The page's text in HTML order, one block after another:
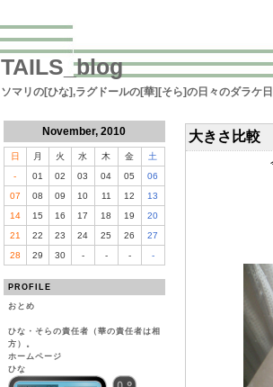
TAILS_blog
ソマリの[ひな],ラグドールの[華][そら]の日々のダラケ
November, 2010
日 月 火 水 木 金
土
-
01 02 03 04 05
06
07
08 09 10 11 12
13
14
15 16 17 18 19
20
21
22 23 24 25 26
27
28
29 30 - - - -
PROFILE
おとめ
ひな・そらの責任者（華の責任者は相
方）。
ホームページ
ひな
大きさ比較